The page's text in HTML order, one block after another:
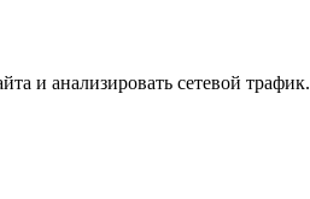
и анализировать сетевой трафик.